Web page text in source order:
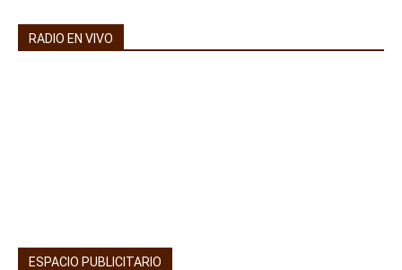
RADIO EN VIVO
ESPACIO PUBLICITARIO